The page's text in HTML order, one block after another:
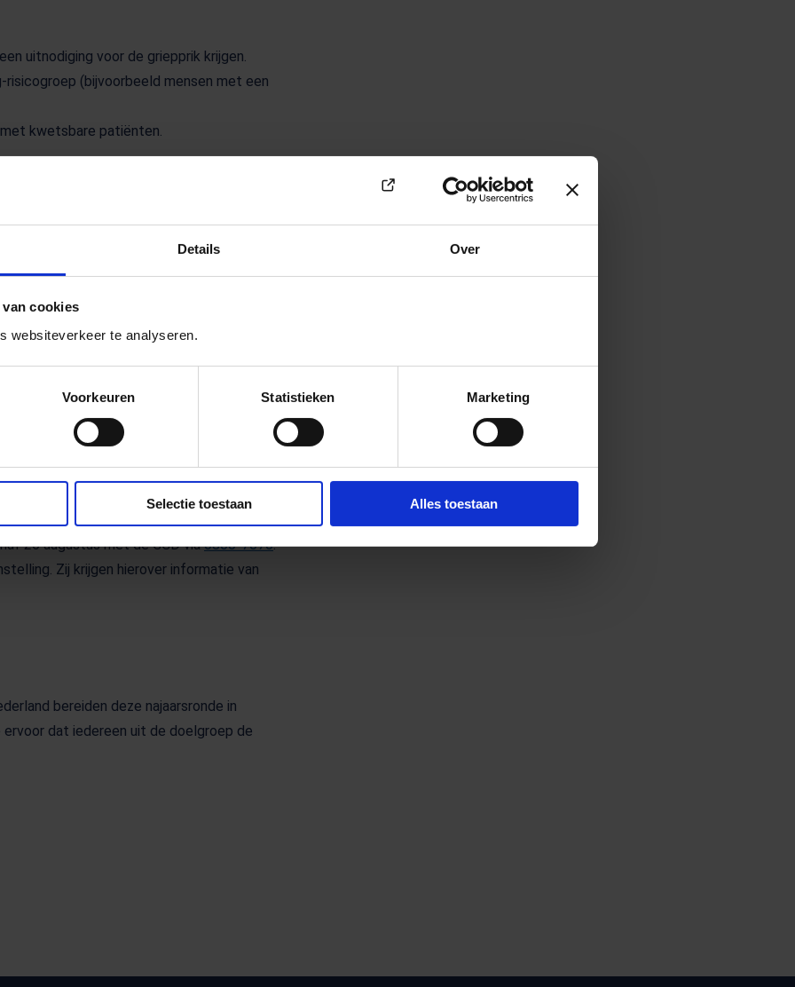
(Opent in een nieuw tabblad)
Details Over
cookies
websiteverkeer te analyseren.
Voorkeuren Statistieken Marketing
Selectie toestaan Alles toestaan
uitnodiging voor de griepprik krijgen.
(bijvoorbeeld mensen met een
kwetsbare patiënten.
is de coronaprik ook beschikbaar.
hebben. Of mensen die op advies van
wordt geprikt met het mRNA-vaccin van
meest voorkomende
26 augustus en half oktober een
doelgroep vallen, krijgen geen brief van
bij de GGD een afspraak maken.
of beperking niet zelf of met
mensen kunnen in bijzondere gevallen
26 augustus met de GGD via0800-7070.
Zij krijgen hierover informatie van
bereiden deze najaarsronde in
ervoor dat iedereen uit de doelgroep de